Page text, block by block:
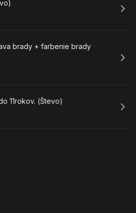
brady + farbenie brady
11rokov. (Števo)